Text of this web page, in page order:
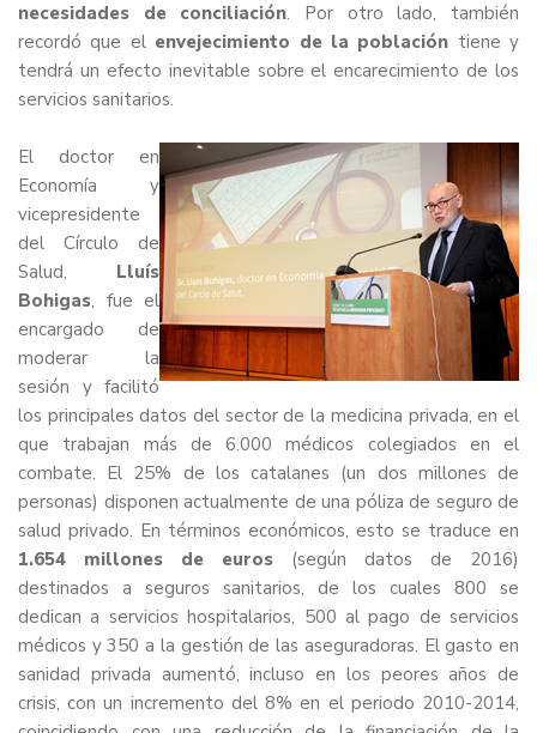
necesidades de conciliación. Por otro lado, también
recordó que el envejecimiento de la población tiene y
tendrá un efecto inevitable sobre el encarecimiento de los
servicios sanitarios.
El doctor en
Economía y
vicepresidente
del Círculo de
Salud, Lluís
Bohigas, fue el
encargado de
moderar la
sesión y facilitó
los principales datos del sector de la medicina privada, en el
que trabajan más de 6.000 médicos colegiados en el
combate. El 25% de los catalanes (un dos millones de
personas) disponen actualmente de una póliza de seguro de
salud privado. En términos económicos, esto se traduce en
1.654 millones de euros (según datos de 2016)
destinados a seguros sanitarios, de los cuales 800 se
dedican a servicios hospitalarios, 500 al pago de servicios
médicos y 350 a la gestión de las aseguradoras. El gasto en
sanidad privada aumentó, incluso en los peores años de
crisis, con un incremento del 8% en el periodo 2010-2014,